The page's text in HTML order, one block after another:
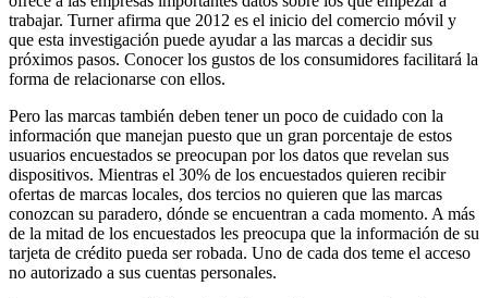
trabajar. Turner afirma que 2012 es el inicio del comercio móvil y
que esta investigación puede ayudar a las marcas a decidir sus
próximos pasos. Conocer los gustos de los consumidores facilitará la
forma de relacionarse con ellos.
Pero las marcas también deben tener un poco de cuidado con la
información que manejan puesto que un gran porcentaje de estos
usuarios encuestados se preocupan por los datos que revelan sus
dispositivos. Mientras el 30% de los encuestados quieren recibir
ofertas de marcas locales, dos tercios no quieren que las marcas
conozcan su paradero, dónde se encuentran a cada momento. A más
de la mitad de los encuestados les preocupa que la información de su
tarjeta de crédito pueda ser robada. Uno de cada dos teme el acceso
no autorizado a sus cuentas personales.